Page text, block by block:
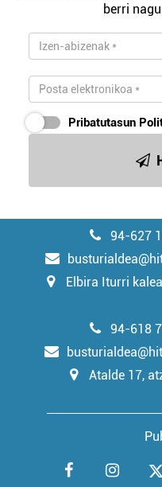
zerbitzuak hobetzeko
baliatzen gara. Ohar
erabiltzeko baimen
irakurri
berri
Pribatutasun
94-627
Elbira Iturri
94-618
Atalde 17,